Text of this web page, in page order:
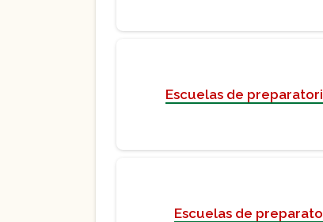
Escuelas de
Escuelas de